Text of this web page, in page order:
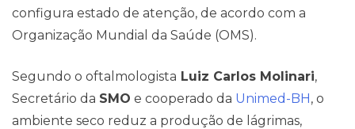
configura estado de atenção, de acordo com a
Organização Mundial da Saúde (OMS).
Segundo o oftalmologista Luiz Carlos Molinari,
Secretário da SMO e cooperado da Unimed-BH, o
ambiente seco reduz a produção de lágrimas,